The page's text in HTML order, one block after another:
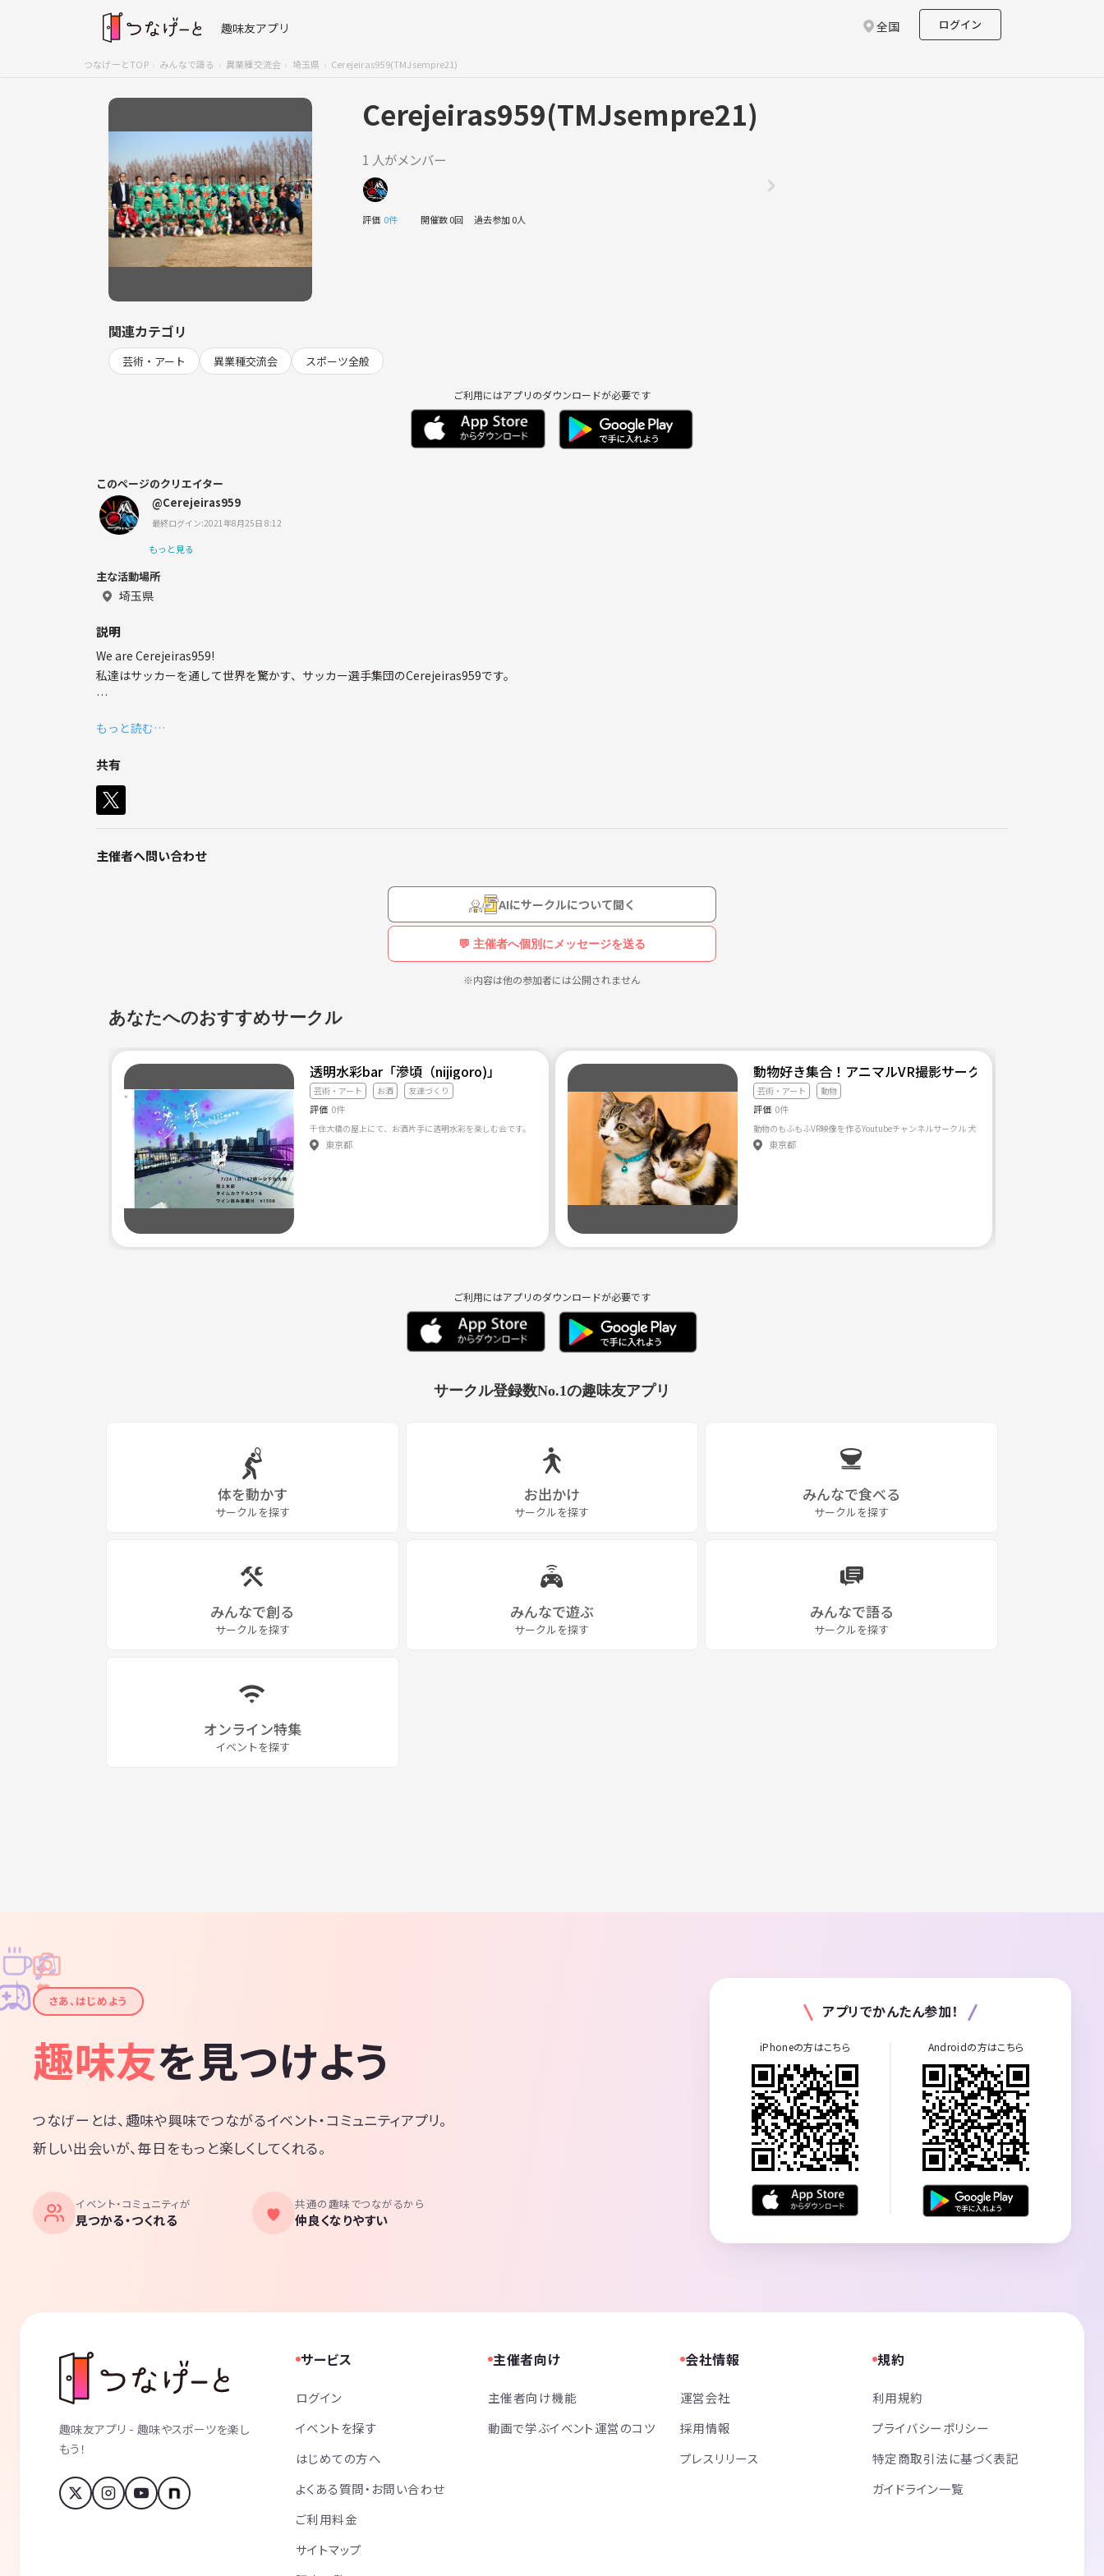
趣味友アプリ 全国 ログイン
つなげーとTOP みんなで語る 異業種交流会 埼玉県 Cerejeiras959(TMJsempre21)
Cerejeiras959(TMJsempre21)
1 人がメンバー
評価 0件 開催数 0回 過去参加 0人
関連カテゴリ
芸術・アート 異業種交流会 スポーツ全般
ご利用にはアプリのダウンロードが必要です
このページのクリエイター
@Cerejeiras959
最終ログイン:2021年8月25日 8:12
もっと見る
主な活動場所
埼玉県
説明
We are Cerejeiras959!
私達はサッカーを通して世界を驚かす、サッカー選手集団のCerejeiras959です。
現在、私達は共に夢を追ってくれる仲間を探しています。
会ってお話しだけでも結構です。
遊び感覚で構いませんし、お金は一切いただきません。
主にやることは、私達プレイヤーのサポート、サイトの運営、カメラ撮影、サッカーを実際プレーするなど、皆で協力してやっていきます。
インスタグラム
tmj_sempre_21
ご連絡お待ちしてます。
もっと読む…
共有
主催者へ問い合わせ
AIにサークルについて聞く
💬 主催者へ個別にメッセージを送る
※内容は他の参加者には公開されません
あなたへのおすすめサークル
透明水彩bar「滲頃（nijigoro)」
芸術・アート お酒 友達づくり
評価 0件
東京都
動物好き集合！アニマルVR撮影サークル
芸術・アート 動物
評価 0件
東京都
ご利用にはアプリのダウンロードが必要です
サークル登録数No.1の趣味友アプリ
体を動かす
サークルを探す
お出かけ
サークルを探す
みんなで食べる
サークルを探す
みんなで創る
サークルを探す
みんなで遊ぶ
サークルを探す
みんなで語る
サークルを探す
オンライン特集
イベントを探す
✦
✦
✧
✧
♪
♫
さあ、はじめよう
趣味友を見つけよう
つなげーとは、趣味や興味でつながるイベント・コミュニティアプリ。
新しい出会いが、毎日をもっと楽しくしてくれる。
イベント・コミュニティが
見つかる・つくれる
共通の趣味でつながるから
仲良くなりやすい
アプリでかんたん参加！
iPhoneの方はこちら Androidの方はこちら
趣味友アプリ - 趣味やスポーツを楽し
もう！
サービス
ログイン
イベントを探す
はじめての方へ
よくある質問・お問い合わせ
ご利用料金
サイトマップ
主催者向け
主催者向け機能
動画で学ぶイベント運営のコツ
会社情報
運営会社
採用情報
プレスリリース
規約
利用規約
プライバシーポリシー
特定商取引法に基づく表記
ガイドライン一覧